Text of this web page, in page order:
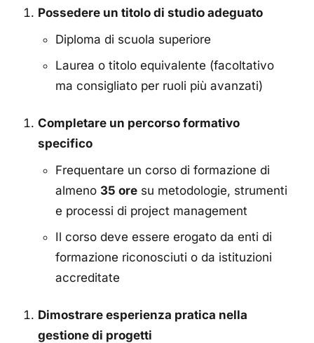
Possedere un titolo di studio adeguato
Diploma di scuola superiore
Laurea o titolo equivalente (facoltativo
ma consigliato per ruoli più avanzati)
Completare un percorso formativo
specifico
Frequentare un corso di formazione di
almeno 35 ore su metodologie, strumenti
e processi di project management
Il corso deve essere erogato da enti di
formazione riconosciuti o da istituzioni
accreditate
Dimostrare esperienza pratica nella
gestione di progetti